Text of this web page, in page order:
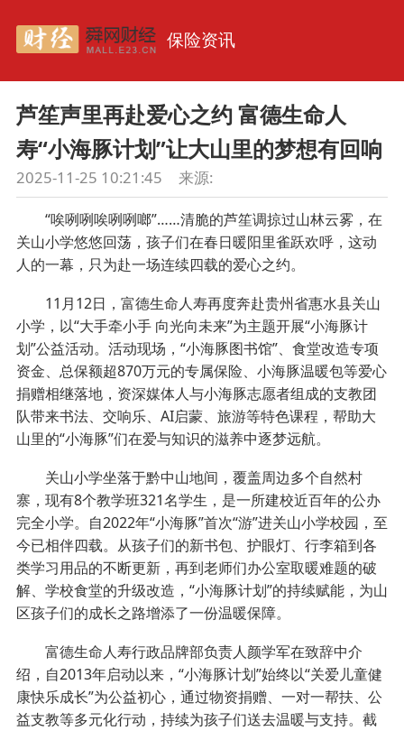
保险资讯
芦笙声里再赴爱心之约 富德生命人
寿“小海豚计划”让大山里的梦想有回响
2025-11-25 10:21:45 来源:
“唉咧咧唉咧咧啷”……清脆的芦笙调掠过山林云雾，在
关山小学悠悠回荡，孩子们在春日暖阳里雀跃欢呼，这动
人的一幕，只为赴一场连续四载的爱心之约。
11月12日，富德生命人寿再度奔赴贵州省惠水县关山
小学，以“大手牵小手 向光向未来”为主题开展“小海豚计
划”公益活动。活动现场，“小海豚图书馆”、食堂改造专项
资金、总保额超870万元的专属保险、小海豚温暖包等爱心
捐赠相继落地，资深媒体人与小海豚志愿者组成的支教团
队带来书法、交响乐、AI启蒙、旅游等特色课程，帮助大
山里的“小海豚”们在爱与知识的滋养中逐梦远航。
关山小学坐落于黔中山地间，覆盖周边多个自然村
寨，现有8个教学班321名学生，是一所建校近百年的公办
完全小学。自2022年“小海豚”首次“游”进关山小学校园，至
今已相伴四载。从孩子们的新书包、护眼灯、行李箱到各
类学习用品的不断更新，再到老师们办公室取暖难题的破
解、学校食堂的升级改造，“小海豚计划”的持续赋能，为山
区孩子们的成长之路增添了一份温暖保障。
富德生命人寿行政品牌部负责人颜学军在致辞中介
绍，自2013年启动以来，“小海豚计划”始终以“关爱儿童健
康快乐成长”为公益初心，通过物资捐赠、一对一帮扶、公
益支教等多元化行动，持续为孩子们送去温暖与支持。截